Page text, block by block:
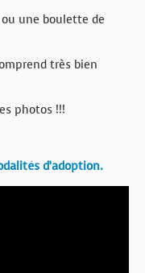
une boulette de
très bien
photos !!!
d’adoption.